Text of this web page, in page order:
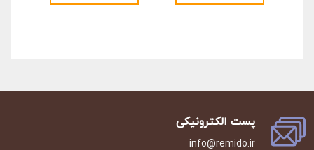
پست الکترونیکی
info@remido.ir